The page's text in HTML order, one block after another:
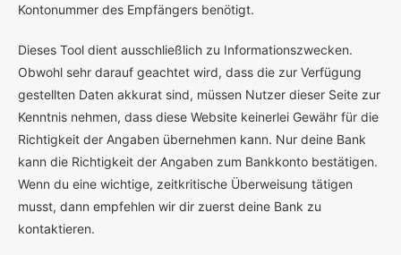
Kontonummer des Empfängers benötigt.
Dieses Tool dient ausschließlich zu Informationszwecken.
Obwohl sehr darauf geachtet wird, dass die zur Verfügung
gestellten Daten akkurat sind, müssen Nutzer dieser Seite zur
Kenntnis nehmen, dass diese Website keinerlei Gewähr für die
Richtigkeit der Angaben übernehmen kann. Nur deine Bank
kann die Richtigkeit der Angaben zum Bankkonto bestätigen.
Wenn du eine wichtige, zeitkritische Überweisung tätigen
musst, dann empfehlen wir dir zuerst deine Bank zu
kontaktieren.